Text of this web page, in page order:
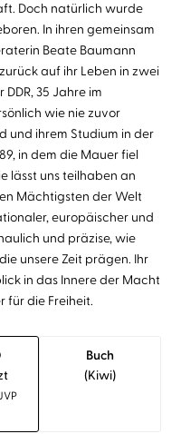
Doch natürlich wurde
In ihren gemeinsam
Beate Baumann
auf ihr Leben in zwei
35 Jahre im
wie nie zuvor
und ihrem Studium in der
in dem die Mauer fiel
lässt uns teilhaben an
Mächtigsten der Welt
europäischer und
und präzise, wie
unsere Zeit prägen. Ihr
in das Innere der Macht
für die Freiheit.
Buch
(kiwi)